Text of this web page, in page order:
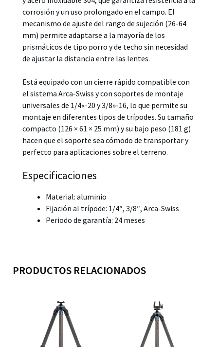
corrosión y un uso prolongado en el campo. El
mecanismo de ajuste del rango de sujeción (26-64
mm) permite adaptarse a la mayoría de los
prismáticos de tipo porro y de techo sin necesidad
de ajustar la distancia entre las lentes.
Está equipado con un cierre rápido compatible con
el sistema Arca-Swiss y con soportes de montaje
universales de 1/4«-20 y 3/8»-16, lo que permite su
montaje en diferentes tipos de trípodes. Su tamaño
compacto (126 × 61 × 25 mm) y su bajo peso (181 g)
hacen que el soporte sea cómodo de transportar y
perfecto para aplicaciones sobre el terreno.
Especificaciones
Material: aluminio
Fijación al trípode: 1/4″, 3/8″, Arca-Swiss
Periodo de garantía: 24 meses
PRODUCTOS RELACIONADOS